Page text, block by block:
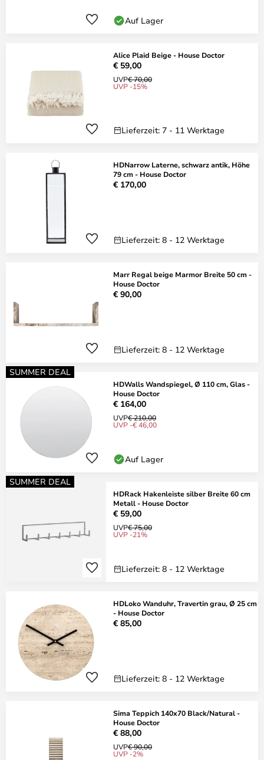
Auf Lager
Alice Plaid Beige - House Doctor
€ 59,00
UVP€ 70,00
UVP -15%
Lieferzeit: 7 - 11 Werktage
HDNarrow Laterne, schwarz antik, Höhe
79 cm - House Doctor
€ 170,00
Lieferzeit: 8 - 12 Werktage
Marr Regal beige Marmor Breite 50 cm -
House Doctor
€ 90,00
Lieferzeit: 8 - 12 Werktage
SUMMER DEAL
HDWalls Wandspiegel, Ø 110 cm, Glas -
House Doctor
€ 164,00
UVP€ 210,00
UVP -€ 46,00
Auf Lager
SUMMER DEAL
HDRack Hakenleiste silber Breite 60 cm
Metall - House Doctor
€ 59,00
UVP€ 75,00
UVP -21%
Lieferzeit: 8 - 12 Werktage
HDLoko Wanduhr, Travertin grau, Ø 25 cm
- House Doctor
€ 85,00
Lieferzeit: 8 - 12 Werktage
Sima Teppich 140x70 Black/Natural -
House Doctor
€ 88,00
UVP€ 90,00
UVP -2%